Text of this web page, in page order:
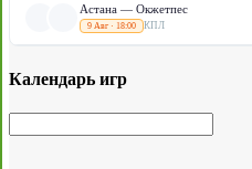
Астана — Окжетпес
9 Авг · 18:00 КПЛ
Календарь игр